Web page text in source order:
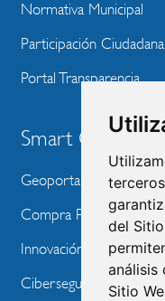
del
análisis
Sitio
Normativa Municipal
Participación Ciudadana
Portal Transparencia
Smart City
Geoportal
Compra Pública de
Innovación Tecnológica
Ciberseguridad